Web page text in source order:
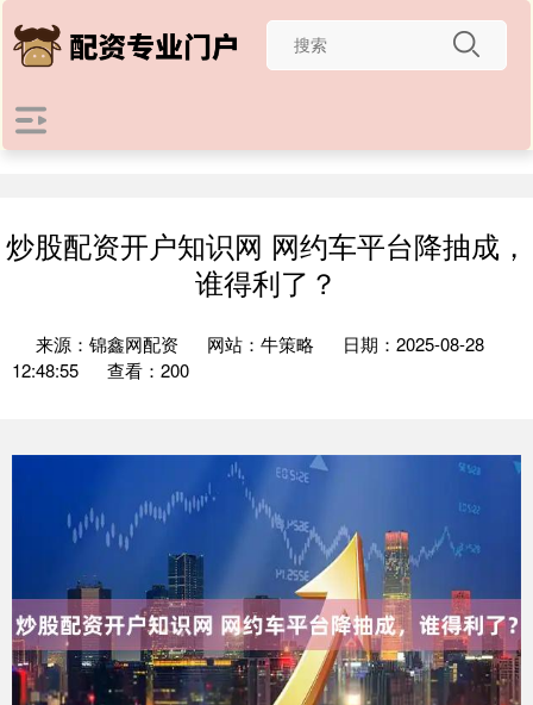
炒股配资开户知识网 网约车平台降抽成，
谁得利了？
来源：锦鑫网配资 网站：牛策略
日期：2025-08-28
12:48:55
查看：200